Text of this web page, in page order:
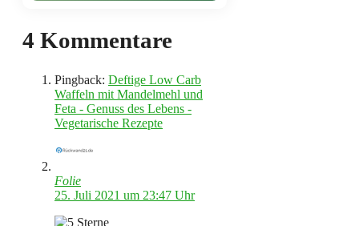
4 Kommentare
Pingback: Deftige Low Carb
Waffeln mit Mandelmehl und
Feta - Genuss des Lebens -
Vegetarische Rezepte
Folie
25. Juli 2021 um 23:47 Uhr